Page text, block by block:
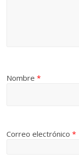
Nombre*
Correo electrónico*